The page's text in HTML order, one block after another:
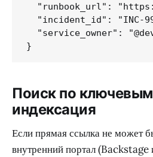
"runbook_url":
"incident_id": "INC-
"service_owner":
Поиск по
индексация
Если прямая ссылка не может
внутренний портал (Backstage